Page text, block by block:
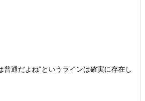
普通だよね”というラインは確実に存在し